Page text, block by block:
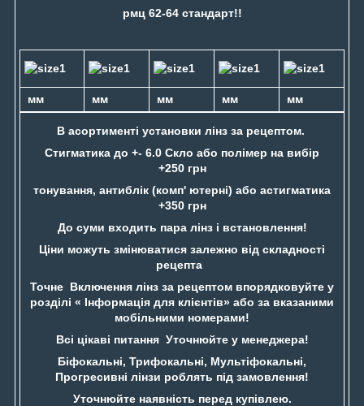
рмц 62-64 стандарт!!
мм мм мм мм мм
В асортименті установки лінз за рецептом.
Стигматика до +- 6.0 Скло або полімер на вибір
+250 грн
тонування, антиблік (комп' ютерні) або астигматика
+350 грн
До суми входить пара лінз і встановлення!
Ціни можуть змінюватися залежно від складності
рецепта
Точне Включення лінз за рецептом впорядковуйте у
розділі « Інформація для клієнтів» або за вказаними
мобільними номерами!
Всі цікаві питання Уточнюйте у менеджера!
Біфокальні, Трифокальні, Мультіфокальні,
Прогресивні лінзи роблять під замовлення!
Уточнюйте наявність перед купівлею.